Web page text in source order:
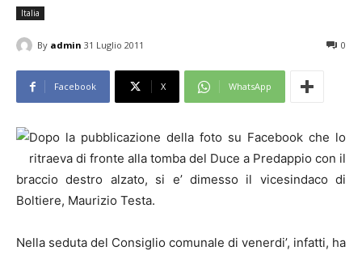
Italia
By admin 31 Luglio 2011 0
Facebook X WhatsApp
Dopo la pubblicazione della foto su Facebook che lo
ritraeva di fronte alla tomba del Duce a Predappio con il
braccio destro alzato, si e’ dimesso il vicesindaco di
Boltiere, Maurizio Testa.
Nella seduta del Consiglio comunale di venerdi’, infatti, ha